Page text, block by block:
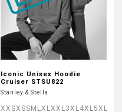
Iconic Unisex Hoodie
Cruiser STSU822
Stanley & Stella
XXSXSS M LXLXXL3XL4XL5XL